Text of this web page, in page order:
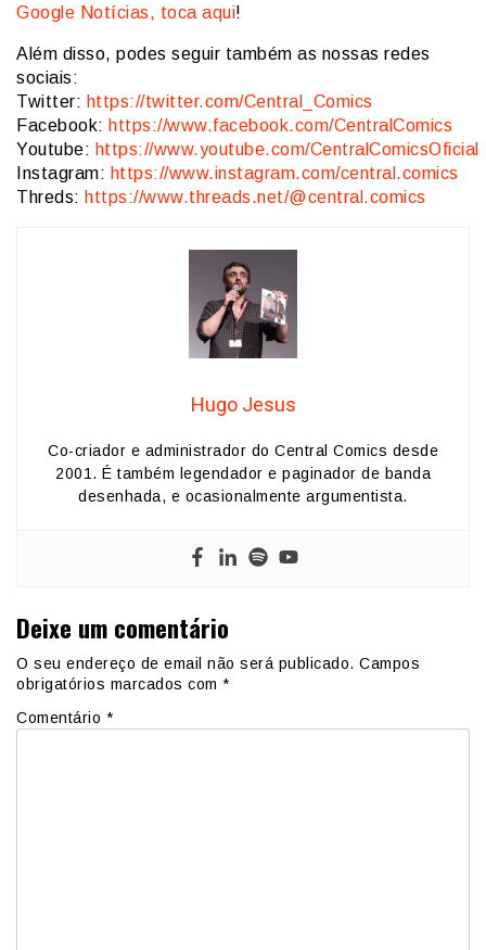
Google Notícias, toca aqui!
Além disso, podes seguir também as nossas redes
sociais:
Twitter: https://twitter.com/Central_Comics
Facebook: https://www.facebook.com/CentralComics
Youtube: https://www.youtube.com/CentralComicsOficial
Instagram: https://www.instagram.com/central.comics
Threds: https://www.threads.net/@central.comics
Hugo Jesus
Co-criador e administrador do Central Comics desde
2001. É também legendador e paginador de banda
desenhada, e ocasionalmente argumentista.
Deixe um comentário
O seu endereço de email não será publicado. Campos
obrigatórios marcados com *
Comentário *